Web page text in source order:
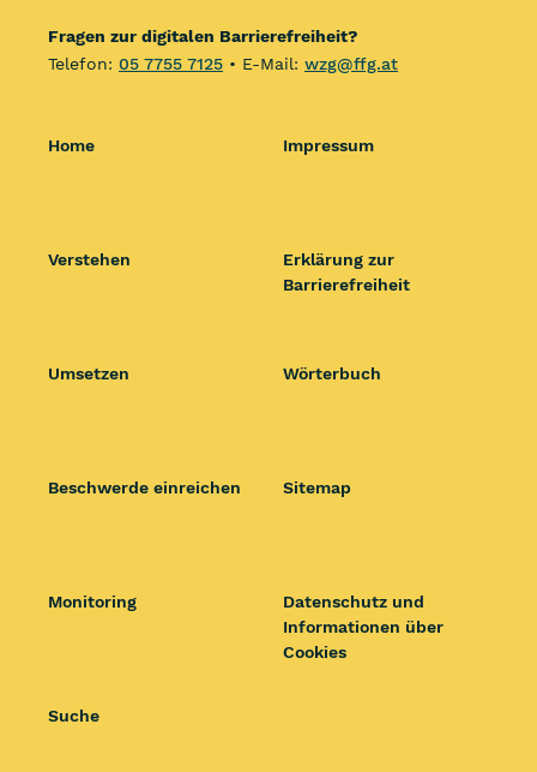
Fragen zur digitalen Barrierefreiheit?
Telefon: 05 7755 7125 • E-Mail: wzg@ffg.at
Home
Verstehen
Umsetzen
Beschwerde einreichen
Monitoring
Suche
Impressum
Erklärung zur
Barrierefreiheit
Wörterbuch
Sitemap
Datenschutz und
Informationen über
Cookies